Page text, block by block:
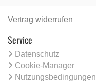
Vertrag widerrufen
Service
Datenschutz
Cookie-Manager
Nutzungsbedingungen